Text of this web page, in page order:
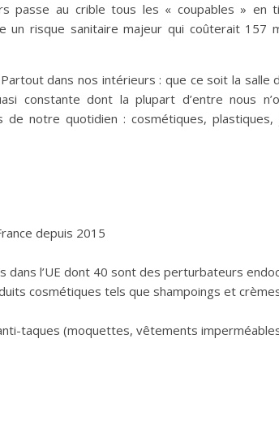
passe au crible tous les « coupables » en
un risque sanitaire majeur qui coûterait 157
dans nos intérieurs : que ce soit la salle
constante dont la plupart d’entre nous
de notre quotidien : cosmétiques, plastiques,
depuis 2015
l’UE dont 40 sont des perturbateurs
cosmétiques tels que shampoings et
taques (moquettes, vêtements